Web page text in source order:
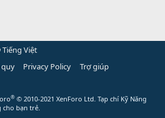
Tiếng Việt
Privacy Policy
Trợ giúp
® © 2010-2021 XenForo Ltd. Tạp chí Kỹ Năng
cho bạn trẻ.